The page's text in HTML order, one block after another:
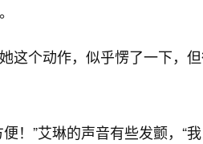
这个动作，似乎愣了一下，
便！”艾琳的声音有些发颤，